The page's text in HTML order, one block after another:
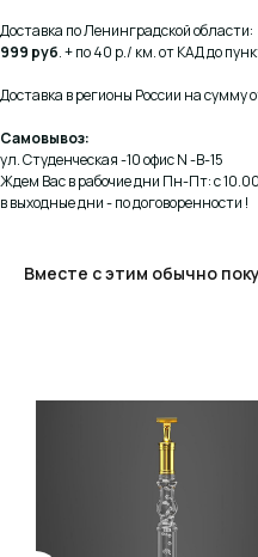
Доставка по Ленинградской области:
999 руб. + по 40 р./ км. от КАД до
Доставка в регионы России на сумму
Самовывоз:
ул. Студенческая -10 офис N -В-15
Ждем Вас в рабочие дни Пн-Пт: с
в выходные дни - по договоренности !
Вместе с этим обычно
КОНСУЛЬТАЦИЯ
Мы ответим на все вопросы, поможем
бюджетом и организацией вашего